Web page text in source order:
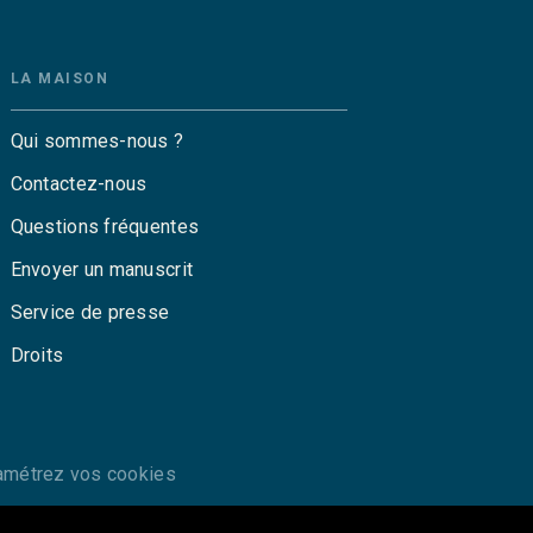
LA MAISON
Qui sommes-nous ?
Contactez-nous
Questions fréquentes
Envoyer un manuscrit
Service de presse
Droits
vos cookies